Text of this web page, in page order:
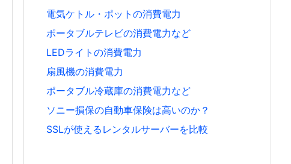
電気ケトル・ポットの消費電力
ポータブルテレビの消費電力など
LEDライトの消費電力
扇風機の消費電力
ポータブル冷蔵庫の消費電力など
ソニー損保の自動車保険は高いのか？
SSLが使えるレンタルサーバーを比較